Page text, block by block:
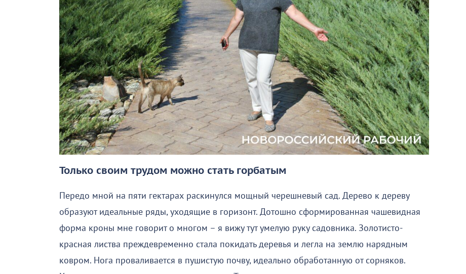
Только своим трудом можно стать горбатым
Передо мной на пяти гектарах раскинулся мощный черешневый сад. Дерево к дереву
образуют идеальные ряды, уходящие в горизонт. Дотошно сформированная чашевидная
форма кроны мне говорит о многом – я вижу тут умелую руку садовника. Золотисто-
красная листва преждевременно стала покидать деревья и легла на землю нарядным
ковром. Нога проваливается в пушистую почву, идеально обработанную от сорняков.